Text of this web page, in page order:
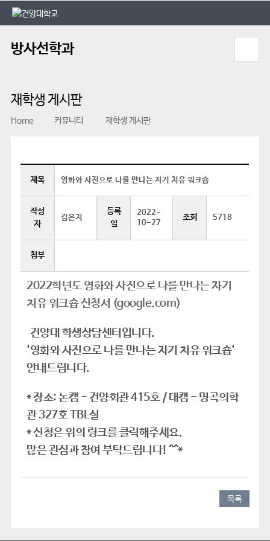
본문 바로가기
대메뉴 바로가기
방사선학과
재학생 게시판
Home 커뮤니티 재학생 게시판
제목 영화와 사진으로 나를 만나는 자기 치유 워크숍
작성
자
김은지
등록
일
2022-
10-27
조회 5718
첨부
2022학년도 영화와 사진으로 나를 만나는 자기
치유 워크숍 신청서 (google.com)
건양대 학생상담센터입니다.
'영화와 사진으로 나를 만나는 자기 치유 워크숍'
안내드립니다.
* 장소: 논캠 - 건양회관 415호 / 대캠 - 명곡의학
관 327호 TBL실
* 신청은 위의 링크를 클릭해주세요.
많은 관심과 참여 부탁드립니다! ^^*
목록